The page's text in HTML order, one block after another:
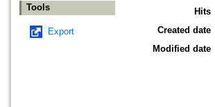
Tools
Export
Hits
Created date
Modified date